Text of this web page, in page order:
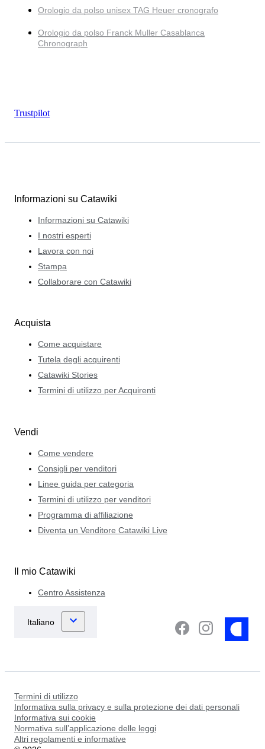
Orologio da polso unisex TAG Heuer cronografo
Orologio da polso Franck Muller Casablanca
Chronograph
Trustpilot
Informazioni su Catawiki
Informazioni su Catawiki
I nostri esperti
Lavora con noi
Stampa
Collaborare con Catawiki
Acquista
Come acquistare
Tutela degli acquirenti
Catawiki Stories
Termini di utilizzo per Acquirenti
Vendi
Come vendere
Consigli per venditori
Linee guida per categoria
Termini di utilizzo per venditori
Programma di affiliazione
Diventa un Venditore Catawiki Live
Il mio Catawiki
Centro Assistenza
Termini di utilizzo
Informativa sulla privacy e sulla protezione dei dati personali
Informativa sui cookie
Normativa sull’applicazione delle leggi
Altri regolamenti e informative